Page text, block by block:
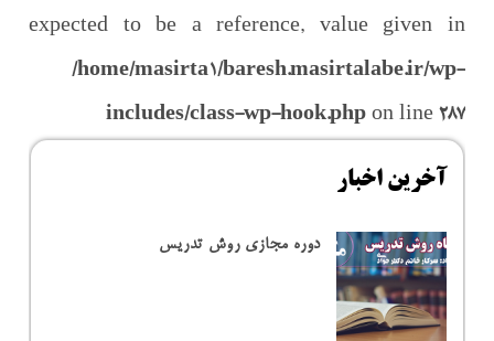
expected to be a reference, value given in
/home/masirta1/baresh.masirtalabe.ir/wp-
includes/class-wp-hook.phpon line 287
آخرین اخبار
دوره مجازی روش تدریس